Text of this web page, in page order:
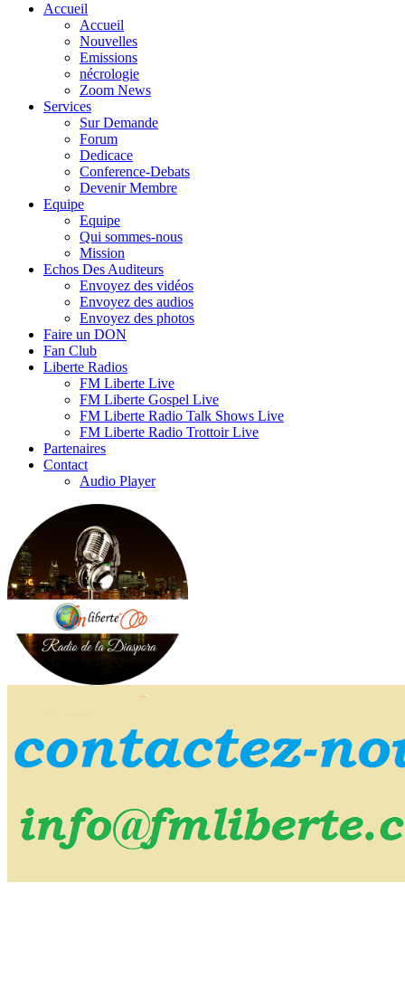
Accueil
Accueil
Nouvelles
Emissions
nécrologie
Zoom News
Services
Sur Demande
Forum
Dedicace
Conference-Debats
Devenir Membre
Equipe
Equipe
Qui sommes-nous
Mission
Echos Des Auditeurs
Envoyez des vidéos
Envoyez des audios
Envoyez des photos
Faire un DON
Fan Club
Liberte Radios
FM Liberte Live
FM Liberte Gospel Live
FM Liberte Radio Talk Shows Live
FM Liberte Radio Trottoir Live
Partenaires
Contact
Audio Player